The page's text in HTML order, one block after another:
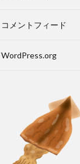
コメントフィード
WordPress.org